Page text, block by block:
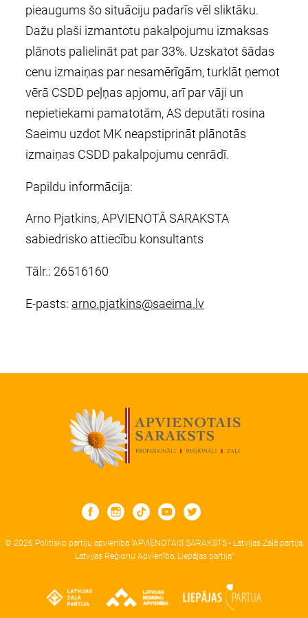
pieaugums šo situāciju padarīs vēl sliktāku.
Dažu plaši izmantotu pakalpojumu izmaksas
plānots palielināt pat par 33%. Uzskatot šādas
cenu izmaiņas par nesamērīgām, turklāt ņemot
vērā CSDD peļņas apjomu, arī par vāji un
nepietiekami pamatotām, AS deputāti rosina
Saeimu uzdot MK neapstiprināt plānotās
izmaiņas CSDD pakalpojumu cenrādī.
Papildu informācija:
Arno Pjatkins, APVIENOTĀ SARAKSTA
sabiedrisko attiecību konsultants
Tālr.: 26516160
E-pasts: arno.pjatkins@saeima.lv
© 2026 Politisko partiju apvienība "APVIENOTAIS SARAKSTS - Latvijas Zaļā partija,
Latvijas Reģionu Apvienība, Liepājas partija"